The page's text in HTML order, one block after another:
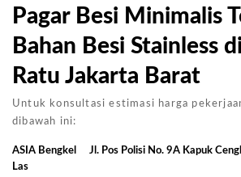
Pagar Besi Minimalis
Bahan Besi Stainless
Ratu Jakarta Barat
Untuk konsultasi estimasi harga
dibawah ini:
ASIA Bengkel
Las
Jl. Pos Polisi No. 9A Kapuk